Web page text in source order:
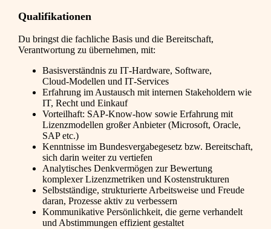
Qualifikationen
Du bringst die fachliche Basis und die Bereitschaft,
Verantwortung zu übernehmen, mit:
Basisverständnis zu IT‑Hardware, Software,
Cloud‑Modellen und IT‑Services
Erfahrung im Austausch mit internen Stakeholdern wie
IT, Recht und Einkauf
Vorteilhaft: SAP‑Know‑how sowie Erfahrung mit
Lizenzmodellen großer Anbieter (Microsoft, Oracle,
SAP etc.)
Kenntnisse im Bundesvergabegesetz bzw. Bereitschaft,
sich darin weiter zu vertiefen
Analytisches Denkvermögen zur Bewertung
komplexer Lizenzmetriken und Kostenstrukturen
Selbstständige, strukturierte Arbeitsweise und Freude
daran, Prozesse aktiv zu verbessern
Kommunikative Persönlichkeit, die gerne verhandelt
und Abstimmungen effizient gestaltet